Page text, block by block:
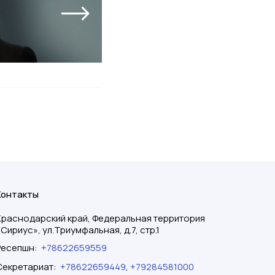
край, Федеральная территория
ул.Триумфальная, д.7, стр.1
: +78622659559
: +78622659449, +79284581000